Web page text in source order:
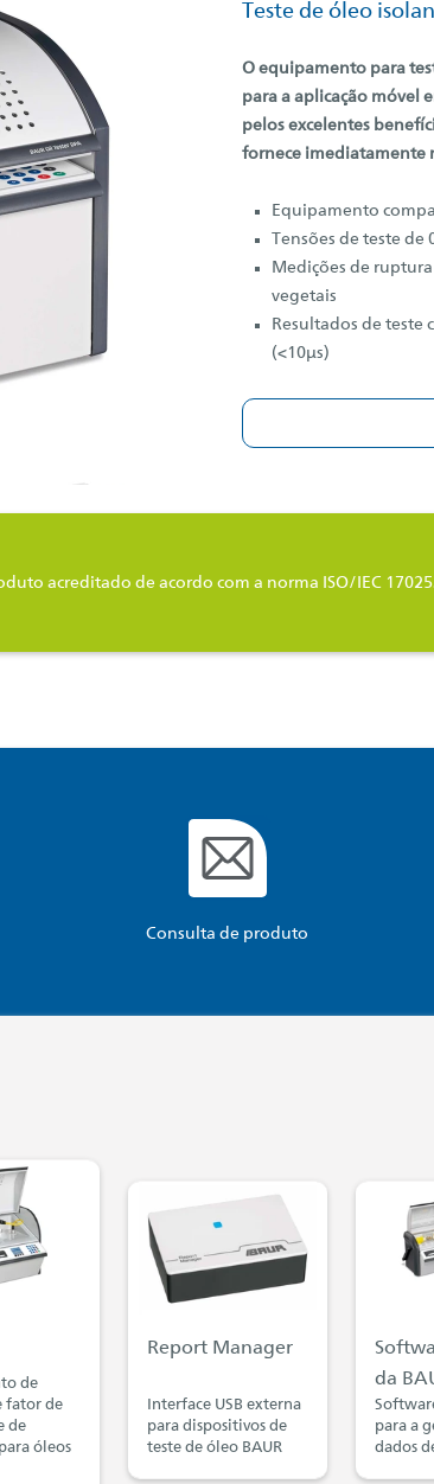
Teste de óleo
O equipamento para
para a aplicação móvel
pelos excelentes
fornece imediatamente
Equipamento
Tensões de teste de
Medições de
vegetais
Resultados de teste
(<10μs)
acreditado de acordo com a norma ISO/IEC
Consulta de produto
de
fator de
de
óleos
Report Manager
Interface USB externa
para dispositivos de
teste de óleo BAUR
da
para a
dados